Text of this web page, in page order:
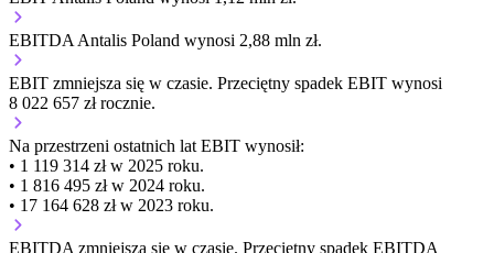
EBITDA Antalis Poland wynosi 2,88 mln zł.
EBIT zmniejsza się w czasie. Przeciętny spadek EBIT wynosi
8 022 657 zł rocznie.
Na przestrzeni ostatnich lat EBIT wynosił:
• 1 119 314 zł w 2025 roku.
• 1 816 495 zł w 2024 roku.
• 17 164 628 zł w 2023 roku.
EBITDA zmniejsza się w czasie. Przeciętny spadek EBITDA